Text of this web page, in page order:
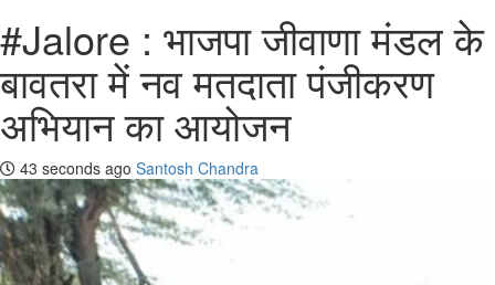
#Jalore : भाजपा जीवाणा मंडल के
बावतरा में नव मतदाता पंजीकरण
अभियान का आयोजन
43 seconds ago Santosh Chandra